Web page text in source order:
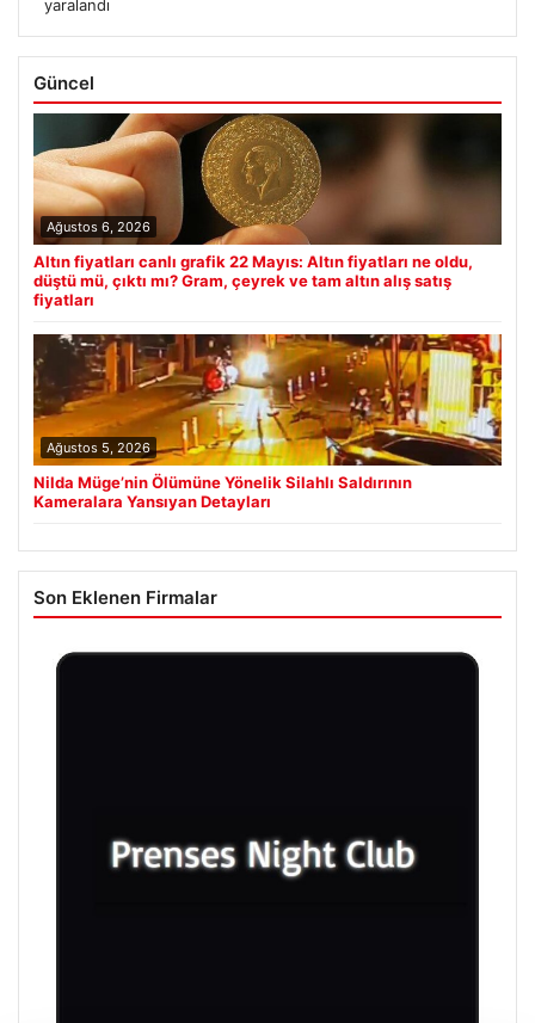
yaralandı
Güncel
Ağustos 6, 2026
Altın fiyatları canlı grafik 22 Mayıs: Altın fiyatları ne oldu,
düştü mü, çıktı mı? Gram, çeyrek ve tam altın alış satış
fiyatları
Ağustos 5, 2026
Nilda Müge’nin Ölümüne Yönelik Silahlı Saldırının
Kameralara Yansıyan Detayları
Son Eklenen Firmalar